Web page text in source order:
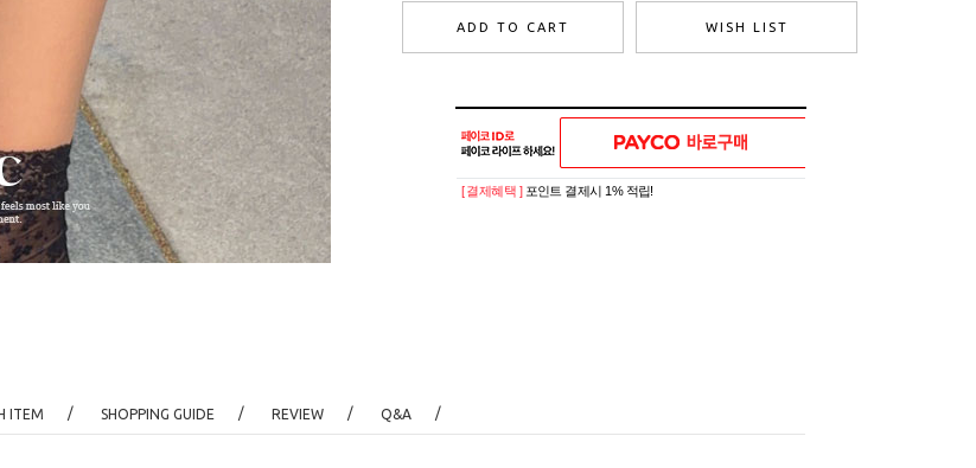
ADD TO CART WISH LIST
[ 결제혜택 ] 포인트 결제시 1% 적립!
ITEM / SHOPPING GUIDE / REVIEW / Q&A /